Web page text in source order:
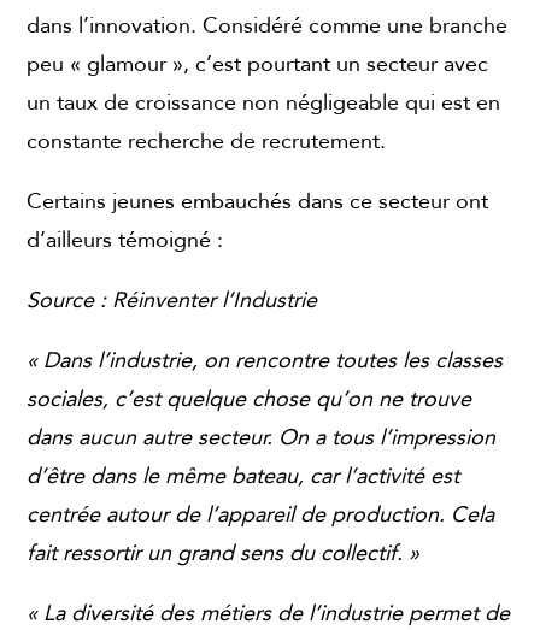
dans l’innovation. Considéré comme une branche
peu « glamour », c’est pourtant un secteur avec
un taux de croissance non négligeable qui est en
constante recherche de recrutement.
Certains jeunes embauchés dans ce secteur ont
d’ailleurs témoigné :
Source : Réinventer l’Industrie
« Dans l’industrie, on rencontre toutes les classes
sociales, c’est quelque chose qu’on ne trouve
dans aucun autre secteur. On a tous l’impression
d’être dans le même bateau, car l’activité est
centrée autour de l’appareil de production. Cela
fait ressortir un grand sens du collectif. »
« La diversité des métiers de l’industrie permet de